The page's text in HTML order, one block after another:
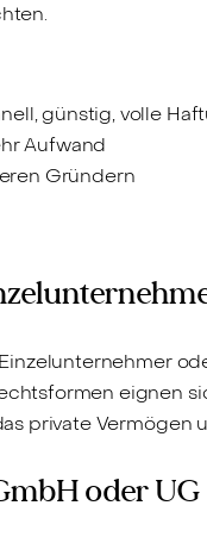
günstig, volle
Aufwand
Gründern
eignen
private Vermögen
oder UG